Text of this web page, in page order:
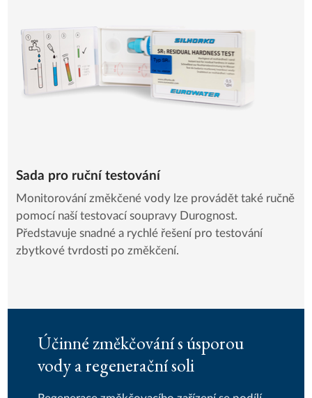
Sada pro ruční testování
Monitorování změkčené vody lze provádět také ručně
pomocí naší testovací soupravy Durognost.
Představuje snadné a rychlé řešení pro testování
zbytkové tvrdosti po změkčení.
Účinné změkčování s úsporou
vody a regenerační soli